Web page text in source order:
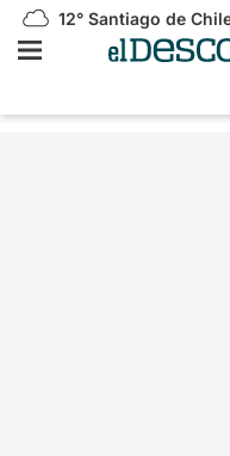
12° Santiago de